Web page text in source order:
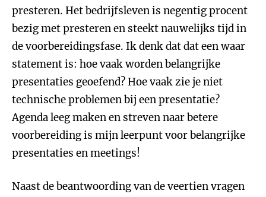
presteren. Het bedrijfsleven is negentig procent
bezig met presteren en steekt nauwelijks tijd in
de voorbereidingsfase. Ik denk dat dat een waar
statement is: hoe vaak worden belangrijke
presentaties geoefend? Hoe vaak zie je niet
technische problemen bij een presentatie?
Agenda leeg maken en streven naar betere
voorbereiding is mijn leerpunt voor belangrijke
presentaties en meetings!
Naast de beantwoording van de veertien vragen